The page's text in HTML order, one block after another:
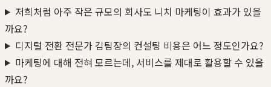
저희처럼 아주 작은 규모의 회사도 니치 마케팅이 효과가 있을
까요?
디지털 전환 전문가 김팀장의 컨설팅 비용은 어느 정도인가요?
마케팅에 대해 전혀 모르는데, 서비스를 제대로 활용할 수 있을
까요?